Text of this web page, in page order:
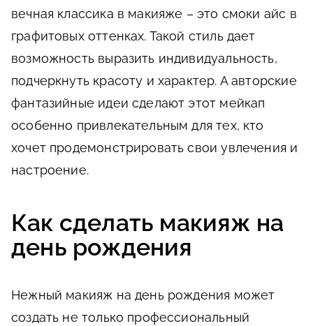
вечная классика в макияже – это смоки айс в
графитовых оттенках. Такой стиль дает
возможность выразить индивидуальность,
подчеркнуть красоту и характер. А авторские
фантазийные идеи сделают этот мейкап
особенно привлекательным для тех, кто
хочет продемонстрировать свои увлечения и
настроение.
Как сделать макияж на
день рождения
Нежный макияж на день рождения может
создать не только профессиональный